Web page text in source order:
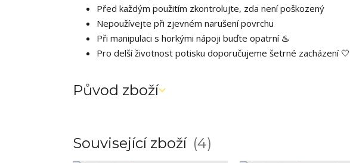
Před každým použitím zkontrolujte, zda není poškozený
Nepoužívejte při zjevném narušení povrchu
Při manipulaci s horkými nápoji buďte opatrní ♨️
Pro delší životnost potisku doporučujeme šetrné zacházení 🤍
Původ zboží
Související zboží 4